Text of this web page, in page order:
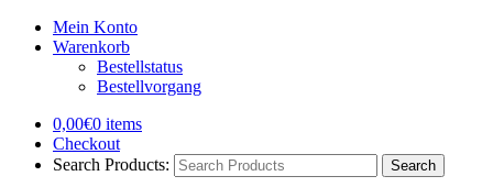
Mein Konto
Warenkorb
Bestellstatus
Bestellvorgang
0,00€0 items
Checkout
Search Products: